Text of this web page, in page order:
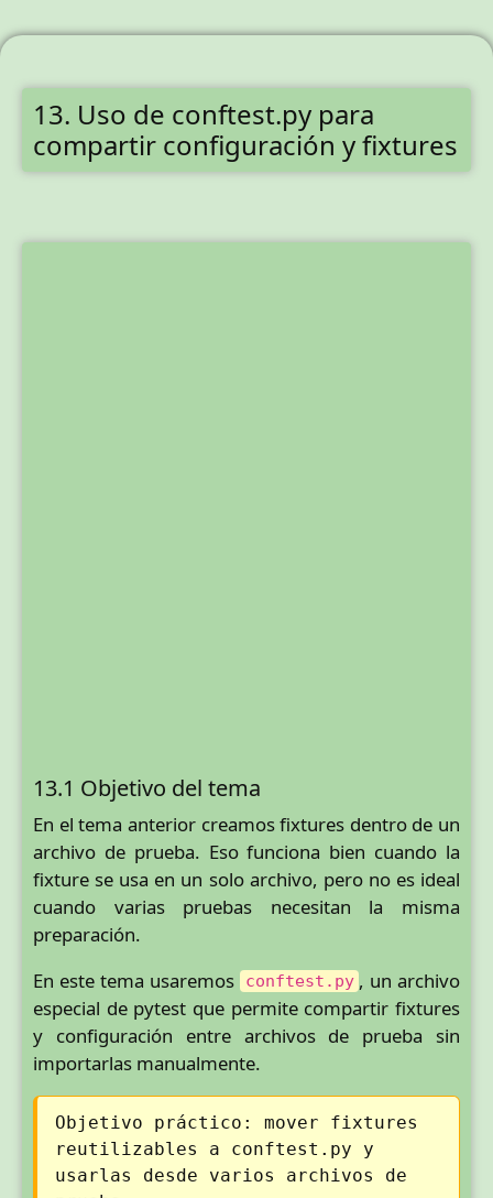
13. Uso de conftest.py para
compartir configuración y fixtures
13.1 Objetivo del tema
En el tema anterior creamos fixtures dentro de un
archivo de prueba. Eso funciona bien cuando la
fixture se usa en un solo archivo, pero no es ideal
cuando varias pruebas necesitan la misma
preparación.
En este tema usaremos conftest.py , un archivo
especial de pytest que permite compartir fixtures
y configuración entre archivos de prueba sin
importarlas manualmente.
Objetivo práctico: mover fixtures
reutilizables a conftest.py y
usarlas desde varios archivos de